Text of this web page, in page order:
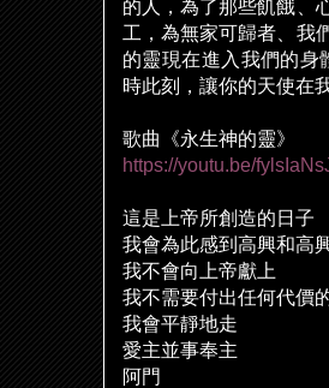
的人，為了那些飢餓、
工，為無家可歸者、我
的靈現在進入我們的身
時此刻，讓你的天使在
歌曲《永生神的靈》
https://youtu.be/
這是上帝所創造的日子
我會為此感到高興和高
我不會向上帝獻上
我不需要付出任何代價
我會平靜地走
愛主並事奉主
阿門